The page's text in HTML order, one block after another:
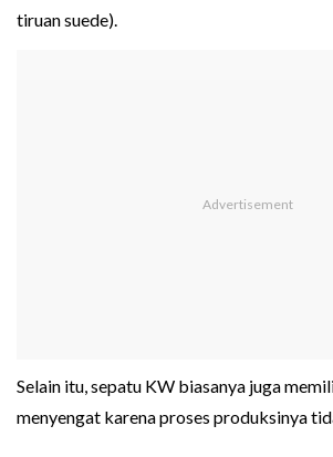
tiruan suede).
Selain itu, sepatu KW biasanya juga
menyengat karena proses produksinya